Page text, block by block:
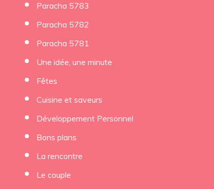
Paracha 5783
Paracha 5782
Paracha 5781
Une idée, une minute
Fêtes
Cuisine et saveurs
Développement Personnel
Bons plans
La rencontre
Le couple